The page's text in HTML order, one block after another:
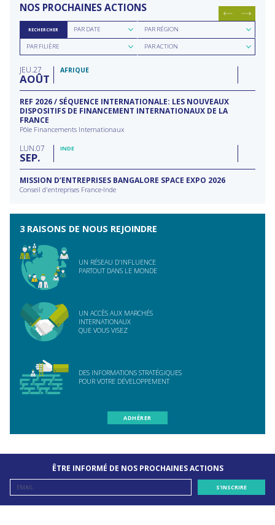
NOS PROCHAINES ACTIONS
RECHERCHER
Rechercher
parPAR DATE
Rechercher
par
région
PAR RÉGION
Rechercher
parPAR FILIÈRE
Rechercher
parPAR ACTION
JEU 27
AOÛT
AFRIQUE
REF 2026 / SÉQUENCE INTERNATIONALE: LES NOUVEAUX
DISPOSITIFS DE FINANCEMENT INTERNATIONAUX DE LA
FRANCE
Pôle Financements Internationaux
LUN 07
SEP
INDE
MISSION D’ENTREPRISES BANGALORE SPACE EXPO 2026
Conseil d'entreprises France-Inde
3 RAISONS DE NOUS REJOINDRE
UN RÉSEAU D'INFLUENCE
PARTOUT DANS LE MONDE
UN ACCÈS AUX MARCHÉS
INTERNATIONAUX
QUE VOUS VISEZ
DES INFORMATIONS STRATÉGIQUES
POUR VOTRE DÉVELOPPEMENT
ADHÉRER
ÊTRE INFORMÉ DE NOS PROCHAINES ACTIONS